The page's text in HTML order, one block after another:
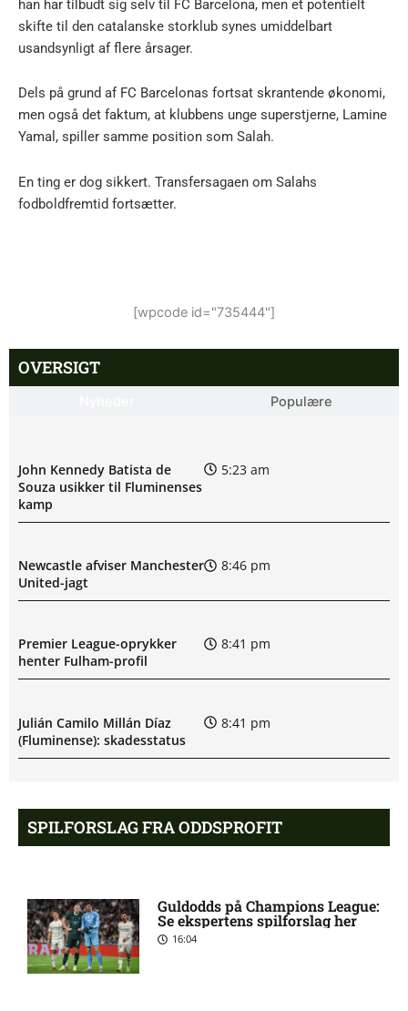
han har tilbudt sig selv til FC Barcelona, men et potentielt
skifte til den catalanske storklub synes umiddelbart
usandsynligt af flere årsager.
Dels på grund af FC Barcelonas fortsat skrantende økonomi,
men også det faktum, at klubbens unge superstjerne, Lamine
Yamal, spiller samme position som Salah.
En ting er dog sikkert. Transfersagaen om Salahs
fodboldfremtid fortsætter.
[wpcode id="735444"]
OVERSIGT
Populære
John Kennedy Batista de
Souza usikker til Fluminenses
kamp
5:23 am
Newcastle afviser Manchester
United-jagt
8:46 pm
Premier League-oprykker
henter Fulham-profil
8:41 pm
Julián Camilo Millán Díaz
(Fluminense): skadesstatus
8:41 pm
hente Bayern-profil
LA Galaxy
PSG enig med Barcelona-
profil
SPILFORSLAG FRA ODDSPROFIT
Guldodds på Champions League:
Se ekspertens spilforslag her
16:04